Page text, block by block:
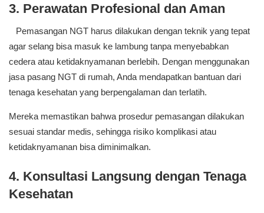
3. Perawatan Profesional dan Aman
Pemasangan NGT harus dilakukan dengan teknik yang tepat
agar selang bisa masuk ke lambung tanpa menyebabkan
cedera atau ketidaknyamanan berlebih. Dengan menggunakan
jasa pasang NGT di rumah, Anda mendapatkan bantuan dari
tenaga kesehatan yang berpengalaman dan terlatih.
Mereka memastikan bahwa prosedur pemasangan dilakukan
sesuai standar medis, sehingga risiko komplikasi atau
ketidaknyamanan bisa diminimalkan.
4. Konsultasi Langsung dengan Tenaga
Kesehatan